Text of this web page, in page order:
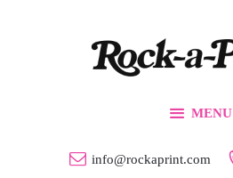
MENU
info@rockaprint.com
Printing Solutions
Our Work